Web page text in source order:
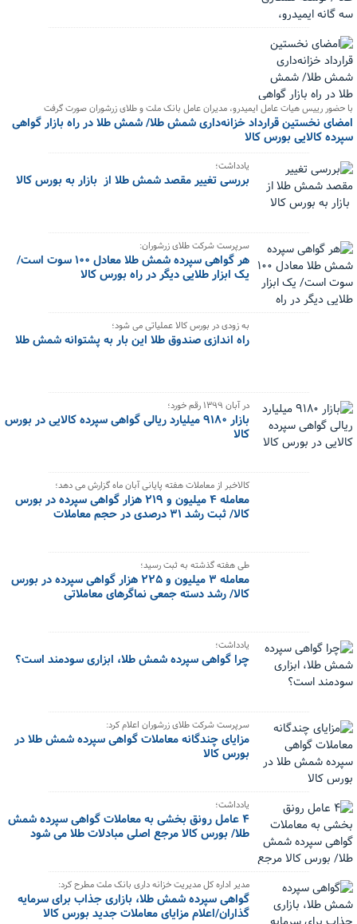
با حضور رییس هیات عامل ایمیدرو، مدیران عامل بانک ملت و طلای زرشوران صورت گرفت
امضای نخستین قرارداد خزانه‌داری شمش طلا/ شمش طلا در راه بازار گواهی
سپرده کالایی بورس کالا
یادداشت؛
بررسی تغییر مقصد شمش طلا از بازار به بورس کالا
سرپرست شرکت طلای زرشوران:
هر گواهی سپرده شمش طلا معادل ۱۰۰ سوت است/
یک ابزار طلایی دیگر در راه بورس کالا
به زودی در بورس کالا عملیاتی می شود؛
راه اندازی صندوق طلا این بار به پشتوانه شمش طلا
در آبان ۱۳۹۹ رقم خورد؛
بازار ۹۱۸۰ میلیارد ریالی گواهی سپرده کالایی در بورس
کالا
کالاخبر از معاملات هفته پایانی آبان ماه گزارش می دهد؛
معامله ۴ میلیون و ۲۱۹ هزار گواهی سپرده در بورس
کالا/ ثبت رشد ۳۱ درصدی در حجم معاملات
طی هفته گذشته به ثبت رسید؛
معامله ۳ میلیون و ۲۲۵ هزار گواهی سپرده در بورس
کالا/ رشد دسته جمعی نماگرهای معاملاتی
یادداشت؛
چرا گواهی سپرده شمش طلا، ابزاری سودمند است؟
سرپرست شرکت طلای زرشوران اعلام کرد:
مزایای چندگانه معاملات گواهی سپرده شمش طلا در
بورس کالا
یادداشت؛
۴ عامل رونق بخشی به معاملات گواهی سپرده شمش
طلا/ بورس کالا مرجع اصلی مبادلات طلا می شود
مدیر اداره کل مدیریت خزانه داری بانک ملت مطرح کرد:
گواهی سپرده شمش طلا، بازاری جذاب برای سرمایه
گذاران/اعلام مزایای معاملات جدید بورس کالا